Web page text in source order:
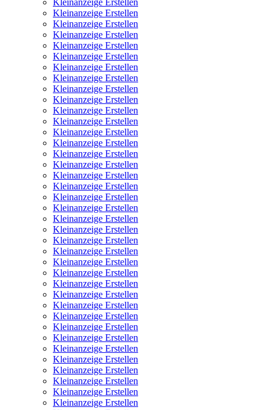
Kleinanzeige Erstellen
Kleinanzeige Erstellen
Kleinanzeige Erstellen
Kleinanzeige Erstellen
Kleinanzeige Erstellen
Kleinanzeige Erstellen
Kleinanzeige Erstellen
Kleinanzeige Erstellen
Kleinanzeige Erstellen
Kleinanzeige Erstellen
Kleinanzeige Erstellen
Kleinanzeige Erstellen
Kleinanzeige Erstellen
Kleinanzeige Erstellen
Kleinanzeige Erstellen
Kleinanzeige Erstellen
Kleinanzeige Erstellen
Kleinanzeige Erstellen
Kleinanzeige Erstellen
Kleinanzeige Erstellen
Kleinanzeige Erstellen
Kleinanzeige Erstellen
Kleinanzeige Erstellen
Kleinanzeige Erstellen
Kleinanzeige Erstellen
Kleinanzeige Erstellen
Kleinanzeige Erstellen
Kleinanzeige Erstellen
Kleinanzeige Erstellen
Kleinanzeige Erstellen
Kleinanzeige Erstellen
Kleinanzeige Erstellen
Kleinanzeige Erstellen
Kleinanzeige Erstellen
Kleinanzeige Erstellen
Kleinanzeige Erstellen
Kleinanzeige Erstellen